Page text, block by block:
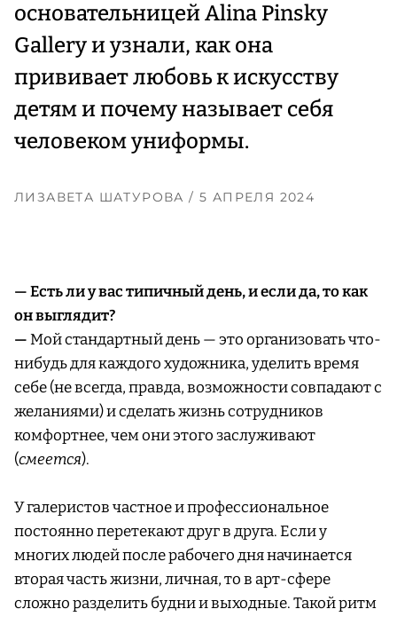
основательницей Alina Pinsky
Gallery и узнали, как она
прививает любовь к искусству
детям и почему называет себя
человеком униформы.
ЛИЗАВЕТА ШАТУРОВА/ 5 АПРЕЛЯ 2024
— Есть ли у вас типичный день, и если да, то как
он выглядит?
—Мой стандартный день — это организовать что-
нибудь для каждого художника, уделить время
себе (не всегда, правда, возможности совпадают с
желаниями) и сделать жизнь сотрудников
комфортнее, чем они этого заслуживают
(смеется).
У галеристов частное и профессиональное
постоянно перетекают друг в друга. Если у
многих людей после рабочего дня начинается
вторая часть жизни, личная, то в арт-сфере
сложно разделить будни и выходные. Такой ритм